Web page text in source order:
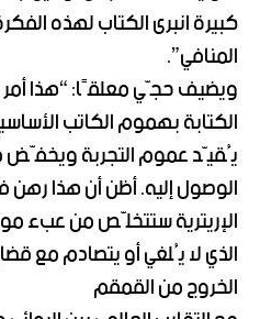
كبيرة انبرى الكتاب لهذه
المنافي”.
ويضيف حجّي معلقًا: “هذا أمر
الكتابة بهموم الكاتب
يُقيّد عموم التجربة ويخفّض
الوصول إليه. أظن أن هذا رهن
الإريترية ستتخلّص من عبء
الذي لا يُلغي أو يتصادم مع
الخروج من القمقم